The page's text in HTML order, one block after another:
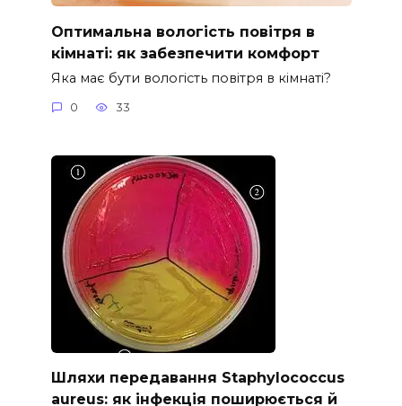
Оптимальна вологість повітря в
кімнаті: як забезпечити комфорт
Яка має бути вологість повітря в кімнаті?
0 33
Шляхи передавання Staphylococcus
aureus: як інфекція поширюється й